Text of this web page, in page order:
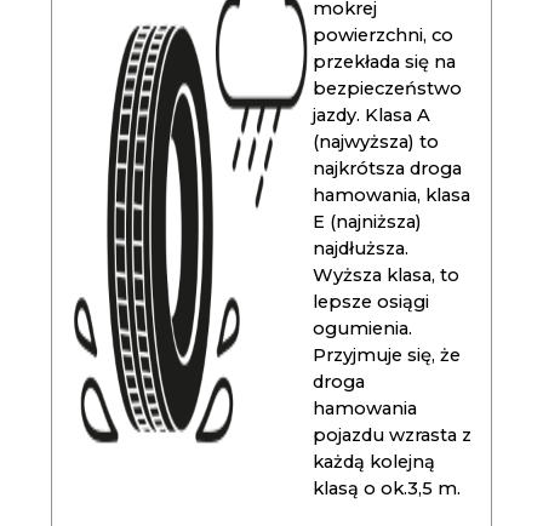
mokrej
powierzchni, co
przekłada się na
bezpieczeństwo
jazdy. Klasa A
(najwyższa) to
najkrótsza droga
hamowania, klasa
E (najniższa)
najdłuższa.
Wyższa klasa, to
lepsze osiągi
ogumienia.
Przyjmuje się, że
droga
hamowania
pojazdu wzrasta z
każdą kolejną
klasą o ok.3,5 m.